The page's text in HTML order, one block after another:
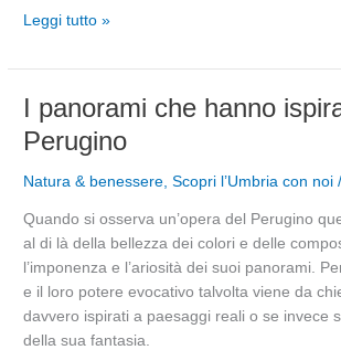
Leggi tutto »
I panorami che hanno
Perugino
Natura & benessere,Scopri l’Umbria con noi /
Quando si osserva un’opera del Perugino
al di là della bellezza dei colori e delle
l’imponenza e l’ariosità dei suoi panorami.
e il loro potere evocativo talvolta viene da
davvero ispirati a paesaggi reali o se invece
della sua fantasia.
I
panorami
che
hanno
il
Perugino